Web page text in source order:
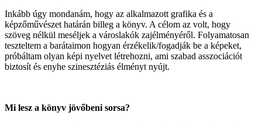
Inkább úgy mondanám, hogy az alkalmazott grafika és a
képzőművészet határán billeg a könyv. A célom az volt, hogy
szöveg nélkül meséljek a városlakók zajélményéről. Folyamatosan
teszteltem a barátaimon hogyan érzékelik/fogadják be a képeket,
próbáltam olyan képi nyelvet létrehozni, ami szabad asszociációt
biztosít és enyhe szinesztéziás élményt nyújt.
Mi lesz a könyv jövőbeni sorsa?